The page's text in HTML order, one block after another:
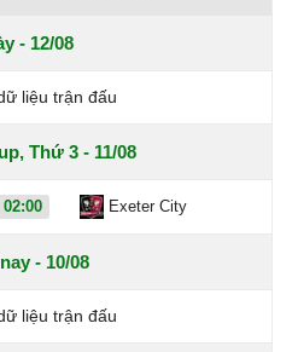
- 12/08
liệu trận đấu
Thứ 3 - 11/08
02:00 Exeter City
- 10/08
liệu trận đấu